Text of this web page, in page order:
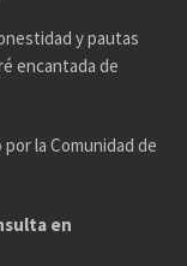
y pautas
encantada de
la Comunidad de
en